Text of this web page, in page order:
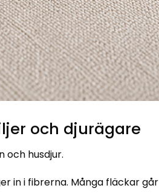
och djurägare
husdjur.
in i fibrerna. Många fläckar går